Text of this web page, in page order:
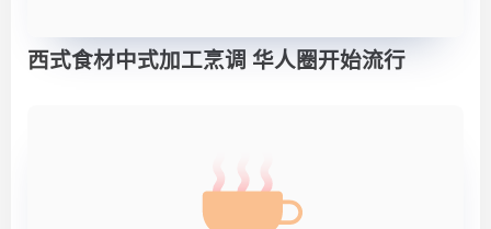
西式食材中式加工烹调 华人圈开始流行